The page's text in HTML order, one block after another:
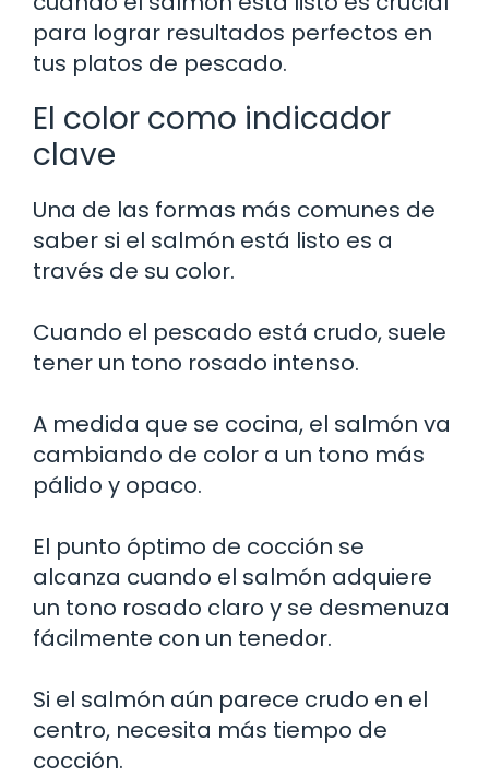
para lograr resultados perfectos en
tus platos de pescado.
El color como indicador
clave
Una de las formas más comunes de
saber si el salmón está listo es a
través de su color.
Cuando el pescado está crudo, suele
tener un tono rosado intenso.
A medida que se cocina, el salmón va
cambiando de color a un tono más
pálido y opaco.
El punto óptimo de cocción se
alcanza cuando el salmón adquiere
un tono rosado claro y se desmenuza
fácilmente con un tenedor.
Si el salmón aún parece crudo en el
centro, necesita más tiempo de
cocción.